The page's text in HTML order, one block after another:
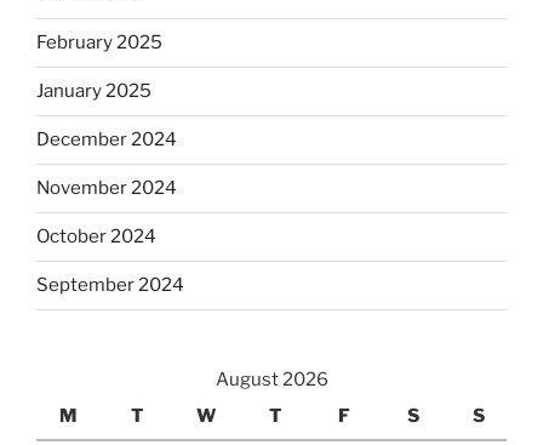
February 2025
January 2025
December 2024
November 2024
October 2024
September 2024
August 2026
M
T W T F S S